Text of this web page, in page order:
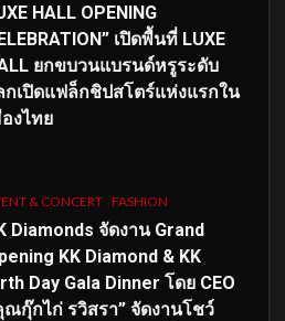
HALL OPENING
เปิดพื้นที่ LUXE
ยกขบวนแบรนด์หรูระดับ
กเปิดแฟล็กชิปสโตร์แห่งแรกใน
องไทย
& CONCERT FASHION
Diamonds จัดงาน Grand
KK Diamond & KK
Day Gala Dinner โดย CEO
ณกุ๊กไก่ รวิสรา” จัดงานโชว์